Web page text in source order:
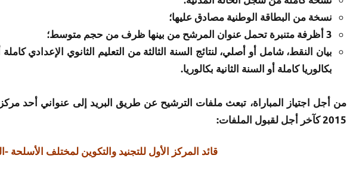
نسخة من البطاقة الوطنية مصادق عليها؛
3 أظرفة متنبرة تحمل عنوان المرشح من بينها ظرف من حجم متوسط؛
بيان النقط، شامل أو أصلي، لنتائج السنة الثالثة من التعليم الثانوي الإعدادي
بكالوريا كاملة أو السنة الثانية بكالوريا.
2015 كآخر أجل لقبول الملفات:
قائد المركز الأول للتجنيد والتكوين لمختلف الأسلحة